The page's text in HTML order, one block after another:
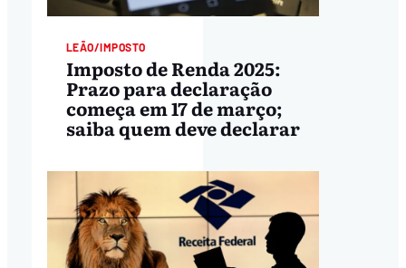
LEÃO/IMPOSTO
Imposto de Renda 2025:
Prazo para declaração
começa em 17 de março;
saiba quem deve declarar